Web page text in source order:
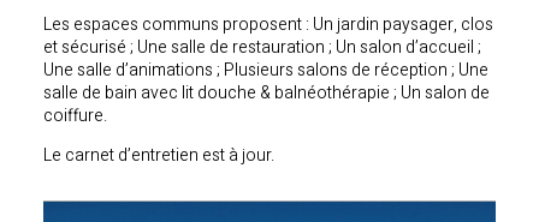
Les espaces communs proposent : Un jardin paysager, clos
et sécurisé ; Une salle de restauration ; Un salon d’accueil ;
Une salle d’animations ; Plusieurs salons de réception ; Une
salle de bain avec lit douche & balnéothérapie ; Un salon de
coiffure.
Le carnet d’entretien est à jour.